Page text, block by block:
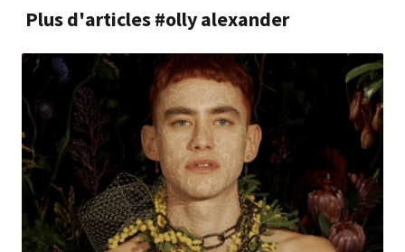
Plus d'articles #olly alexander